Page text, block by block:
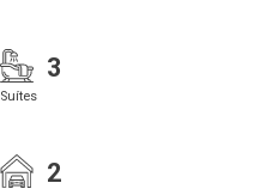
3
Suítes
2